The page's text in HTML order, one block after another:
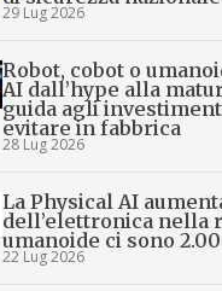
29 Lug 2026
Robot, cobot o
AI dall’hype alla
guida agli
evitare in fabbrica
28 Lug 2026
La Physical AI
dell’elettronica nella
umanoide ci sono
22 Lug 2026